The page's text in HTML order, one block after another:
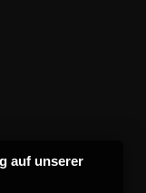
auf unserer